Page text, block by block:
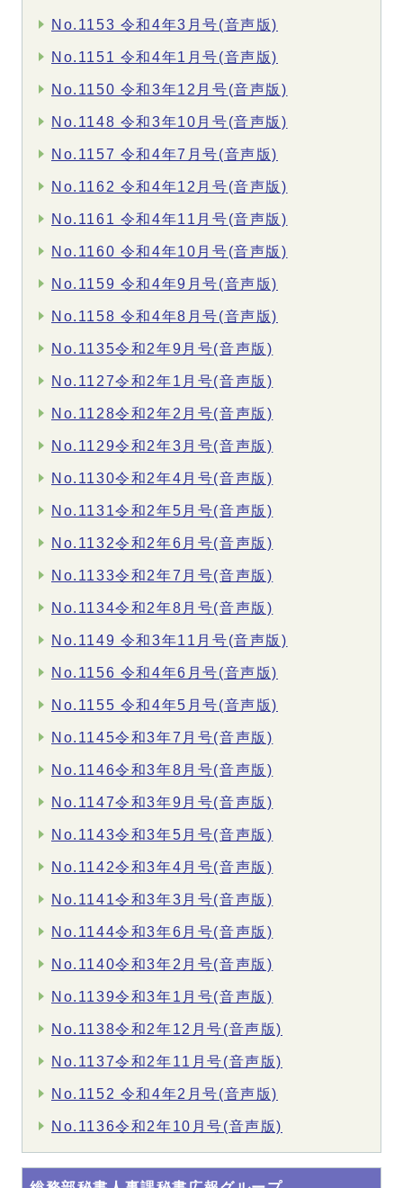
No.1153 令和4年3月号(音声版)
No.1151 令和4年1月号(音声版)
No.1150 令和3年12月号(音声版)
No.1148 令和3年10月号(音声版)
No.1157 令和4年7月号(音声版)
No.1162 令和4年12月号(音声版)
No.1161 令和4年11月号(音声版)
No.1160 令和4年10月号(音声版)
No.1159 令和4年9月号(音声版)
No.1158 令和4年8月号(音声版)
No.1135令和2年9月号(音声版)
No.1127令和2年1月号(音声版)
No.1128令和2年2月号(音声版)
No.1129令和2年3月号(音声版)
No.1130令和2年4月号(音声版)
No.1131令和2年5月号(音声版)
No.1132令和2年6月号(音声版)
No.1133令和2年7月号(音声版)
No.1134令和2年8月号(音声版)
No.1149 令和3年11月号(音声版)
No.1156 令和4年6月号(音声版)
No.1155 令和4年5月号(音声版)
No.1145令和3年7月号(音声版)
No.1146令和3年8月号(音声版)
No.1147令和3年9月号(音声版)
No.1143令和3年5月号(音声版)
No.1142令和3年4月号(音声版)
No.1141令和3年3月号(音声版)
No.1144令和3年6月号(音声版)
No.1140令和3年2月号(音声版)
No.1139令和3年1月号(音声版)
No.1138令和2年12月号(音声版)
No.1137令和2年11月号(音声版)
No.1152 令和4年2月号(音声版)
No.1136令和2年10月号(音声版)